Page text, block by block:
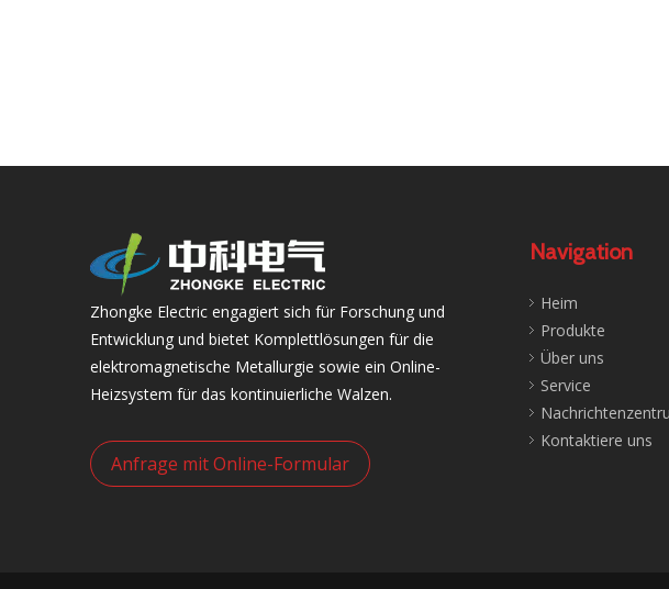
Zhongke Electric engagiert sich für Forschung und
Entwicklung und bietet Komplettlösungen für die
elektromagnetische Metallurgie sowie ein Online-
Heizsystem für das kontinuierliche Walzen.
Anfrage mit Online-Formular
Navigation
Heim
Produkte
Über uns
Service
Kontaktiere uns